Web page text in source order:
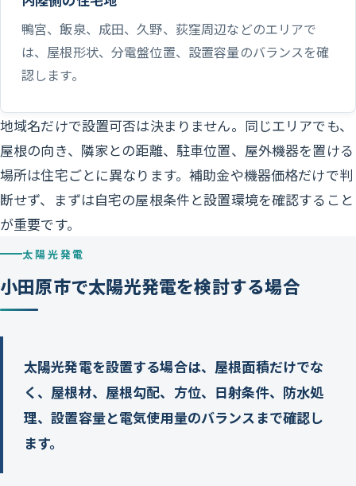
鴨宮、飯泉、成田、久野、荻窪周辺などのエリアで
は、屋根形状、分電盤位置、設置容量のバランスを確
認します。
地域名だけで設置可否は決まりません。同じエリアでも、
屋根の向き、隣家との距離、駐車位置、屋外機器を置ける
場所は住宅ごとに異なります。補助金や機器価格だけで判
断せず、まずは自宅の屋根条件と設置環境を確認すること
が重要です。
太陽光発電
小田原市で太陽光発電を検討する場合
太陽光発電を設置する場合は、屋根面積だけでな
く、屋根材、屋根勾配、方位、日射条件、防水処
理、設置容量と電気使用量のバランスまで確認し
ます。